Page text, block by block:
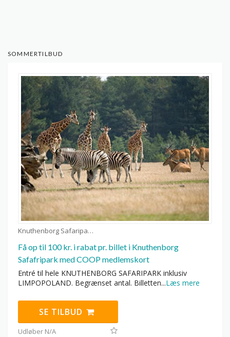
SOMMERTILBUD
Knuthenborg Safaripark kuponer
Få op til 100 kr. i rabat pr. billet i Knuthenborg
Safafripark med COOP medlemskort
Entré til hele KNUTHENBORG SAFARIPARK inklusiv
LIMPOPOLAND. Begrænset antal. Billetten...Læs mere
SE TILBUD
Udløber N/A